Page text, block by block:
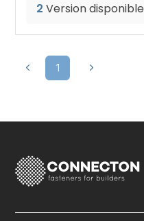
2 Version disponible
1